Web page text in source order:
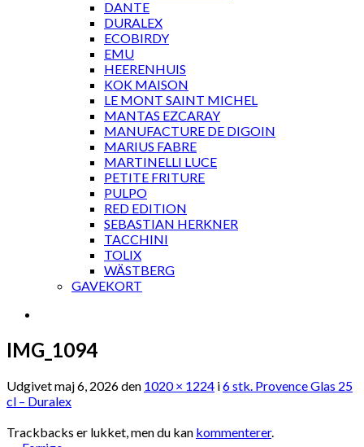
DANTE
DURALEX
ECOBIRDY
EMU
HEERENHUIS
KOK MAISON
LE MONT SAINT MICHEL
MANTAS EZCARAY
MANUFACTURE DE DIGOIN
MARIUS FABRE
MARTINELLI LUCE
PETITE FRITURE
PULPO
RED EDITION
SEBASTIAN HERKNER
TACCHINI
TOLIX
WÄSTBERG
GAVEKORT
IMG_1094
Udgivetmaj 6, 2026den 1020 × 1224 i6 stk. Provence Glas 25
cl – Duralex
Trackbacks er lukket, men du kan kommenterer.